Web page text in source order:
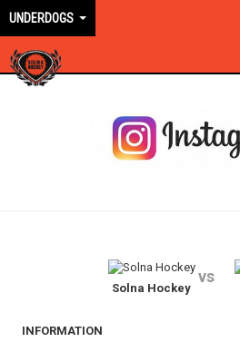
UNDERDOGS
KONTAKT
Solna Hockey
vs
INFORMATION